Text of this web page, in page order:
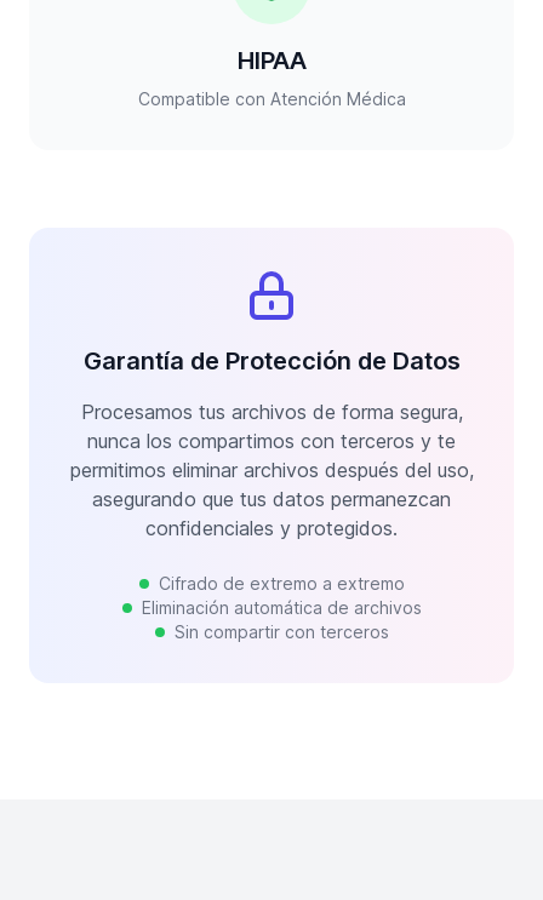
HIPAA
Compatible con Atención Médica
Garantía de Protección de Datos
Procesamos tus archivos de forma segura,
nunca los compartimos con terceros y te
permitimos eliminar archivos después del uso,
asegurando que tus datos permanezcan
confidenciales y protegidos.
Cifrado de extremo a extremo
Eliminación automática de archivos
Sin compartir con terceros